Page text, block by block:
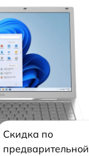
Скидка по
предварительной